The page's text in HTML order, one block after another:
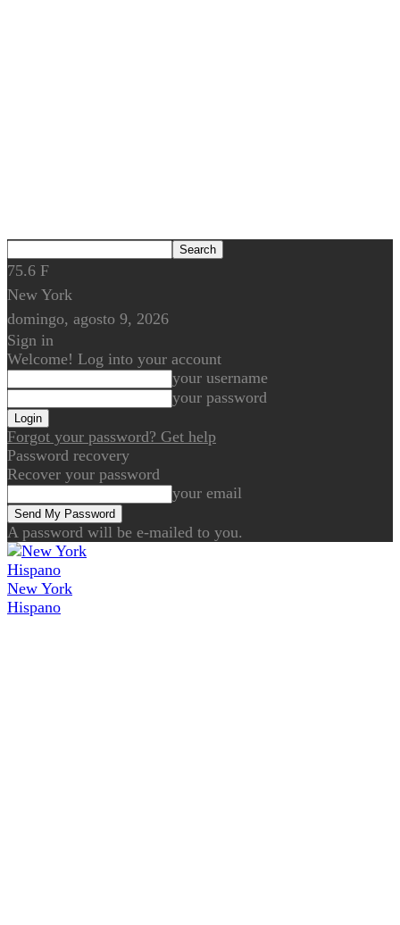
75.6 F
New York
domingo, agosto 9, 2026
Sign in
Welcome! Log into your account
your username
your password
Forgot your password? Get help
Password recovery
Recover your password
your email
A password will be e-mailed to you.
New York
Hispano